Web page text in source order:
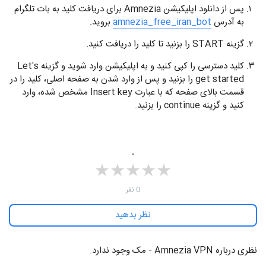
پس از دانلود اپلیکیشن Amnezia برای دریافت کلید به بات تلگرام
به آدرس amnezia_free_iran_bot بروید.
گزینه START را بزنید تا کلید را دریافت کنید.
کلید دسترسی را کپی کنید و به اپلیکیشن وارد شوید و گزینه Let's
get started را بزنید و پس از وارد شدن به صفحه اصلی، کلید را در
قسمت بالای صفحه که با عبارت Insert key مشخص شده، وارد
کنید و گزینه continue را بزنید.
-
★★★★★
★
★
★
★
★
‫0 نفر
نظر بدهید
نظرهای بیشتر
نظری درباره ‫Amnezia VPN - مک وجود ندارد.